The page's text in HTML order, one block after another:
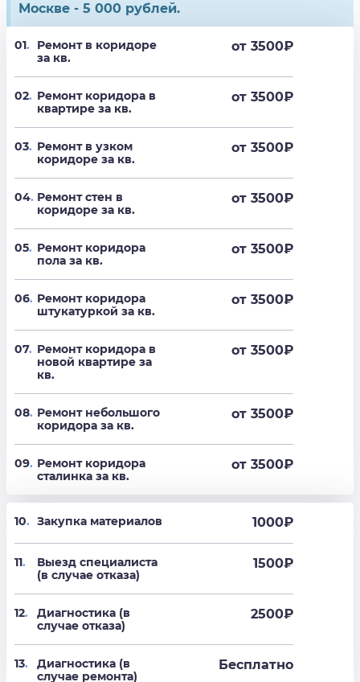
Москве - 5 000 рублей.
01.
Ремонт в коридоре
за кв.
от 3500₽
02. Ремонт коридора в
квартире за кв.
от 3500₽
03. Ремонт в узком
коридоре за кв.
от 3500₽
04. Ремонт стен в
коридоре за кв.
от 3500₽
05. Ремонт коридора
пола за кв.
от 3500₽
06. Ремонт коридора
штукатуркой за кв.
от 3500₽
07. Ремонт коридора в
новой квартире за
кв.
от 3500₽
08. Ремонт небольшого
коридора за кв.
от 3500₽
09. Ремонт коридора
сталинка за кв.
от 3500₽
10. Закупка материалов 1000₽
11.
Выезд специалиста
(в случае отказа)
1500₽
12.
Диагностика (в
случае отказа)
2500₽
13.
Диагностика (в
случае ремонта)
Бесплатно